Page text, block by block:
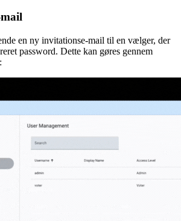
en ny invitationse-mail til en vælger, der
password. Dette kan gøres gennem